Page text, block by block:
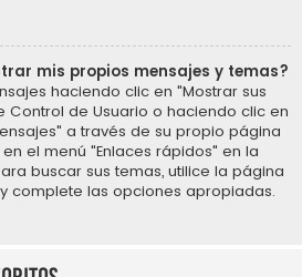
mis propios mensajes y temas?
haciendo clic en "Mostrar sus
Control de Usuario o haciendo clic en
a través de su propio página
el menú "Enlaces rápidos" en la
buscar sus temas, utilice la página
complete las opciones apropiadas.